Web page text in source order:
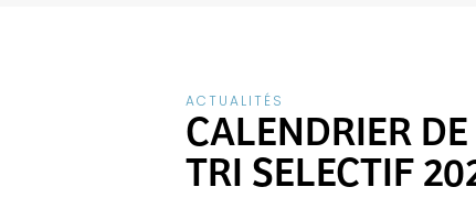
ACTUALITÉS
CALENDRIER
TRI SELECTIF